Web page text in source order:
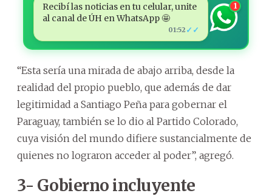
Recibí las noticias en tu celular, unite
al canal de ÚH en WhatsApp 🤩
01:52 ✓✓
1
“Esta sería una mirada de abajo arriba, desde la
realidad del propio pueblo, que además de dar
legitimidad a Santiago Peña para gobernar el
Paraguay, también se lo dio al Partido Colorado,
cuya visión del mundo difiere sustancialmente de
quienes no lograron acceder al poder”, agregó.
3- Gobierno incluyente